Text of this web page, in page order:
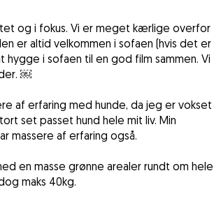
og i fokus. Vi er meget kærlige overfor
er altid velkommen i sofaen (hvis det er
hygge i sofaen til en god film sammen. Vi
￼
af erfaring med hunde, da jeg er vokset
set passet hund hele mit liv. Min
massere af erfaring også.
en masse grønne arealer rundt om hele
maks 40kg.